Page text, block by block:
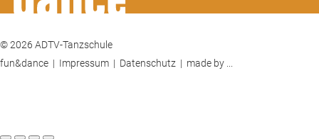
© 2026 ADTV-Tanzschule
fun&dance | Impressum | Datenschutz | made by ...